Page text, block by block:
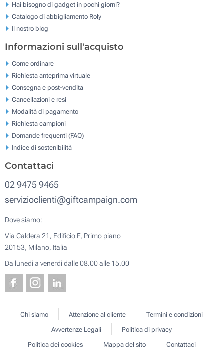
Hai bisogno di gadget in pochi giorni?
Catalogo di abbigliamento Roly
Il nostro blog
Informazioni sull'acquisto
Come ordinare
Richiesta anteprima virtuale
Consegna e post-vendita
Cancellazioni e resi
Modalità di pagamento
Richiesta campioni
Domande frequenti (FAQ)
Indice di sostenibilità
Contattaci
02 9475 9465
servizioclienti@giftcampaign.com
Dove siamo:
Via Caldera 21, Edificio F, Primo piano
20153, Milano, Italia
Da lunedì a venerdì dalle 08.00 alle 15.00
Chi siamo Attenzione al cliente
Termini e condizioni
Avvertenze Legali
Politica di privacy
Politica dei cookies
Mappa del sito Contattaci